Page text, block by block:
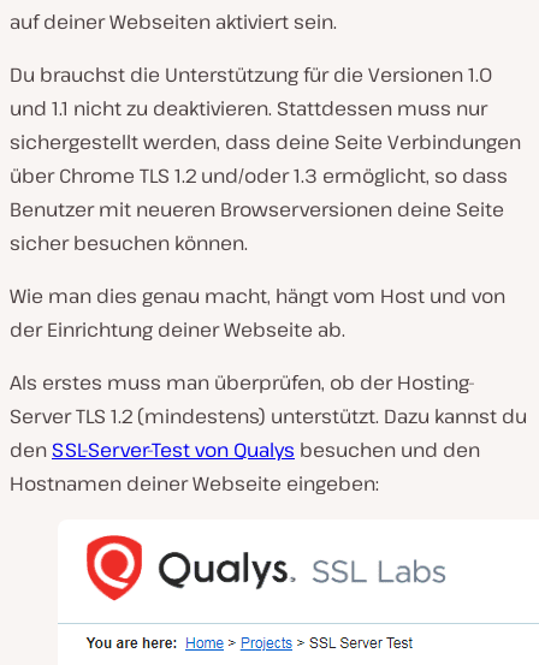
auf deiner Webseiten aktiviert sein.
Du brauchst die Unterstützung für die Versionen 1.0
und 1.1 nicht zu deaktivieren. Stattdessen muss nur
sichergestellt werden, dass deine Seite Verbindungen
über Chrome TLS 1.2 und/oder 1.3 ermöglicht, so dass
Benutzer mit neueren Browserversionen deine Seite
sicher besuchen können.
Wie man dies genau macht, hängt vom Host und von
der Einrichtung deiner Webseite ab.
Als erstes muss man überprüfen, ob der Hosting-
Server TLS 1.2 (mindestens) unterstützt. Dazu kannst du
den SSL-Server-Test von Qualys besuchen und den
Hostnamen deiner Webseite eingeben: